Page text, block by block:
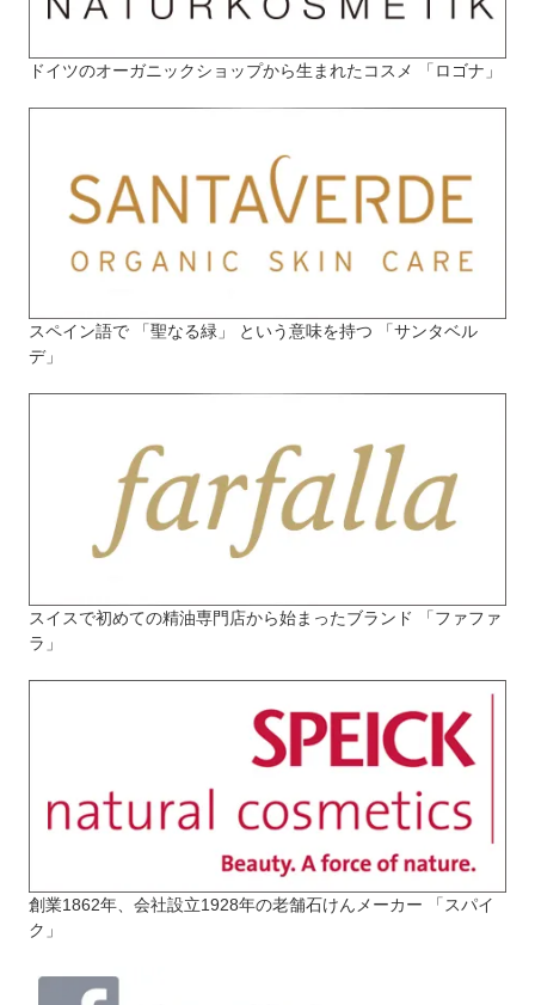
ドイツのオーガニックショップから生まれたコスメ 「ロゴナ」
スペイン語で 「聖なる緑」 という意味を持つ 「サンタベル
デ」
スイスで初めての精油専門店から始まったブランド 「ファファ
ラ」
創業1862年、会社設立1928年の老舗石けんメーカー 「スパイ
ク」